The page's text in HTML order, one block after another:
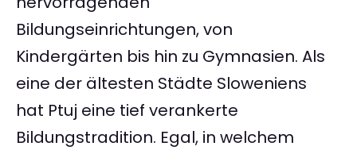
Bildungseinrichtungen, von
Kindergärten bis hin zu Gymnasien. Als
eine der ältesten Städte Sloweniens
hat Ptuj eine tief verankerte
Bildungstradition. Egal, in welchem